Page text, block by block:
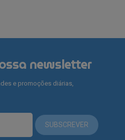
newsletter
e promoções diárias,
SUBSCREVER